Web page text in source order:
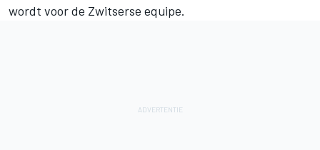
wordt voor de Zwitserse equipe.